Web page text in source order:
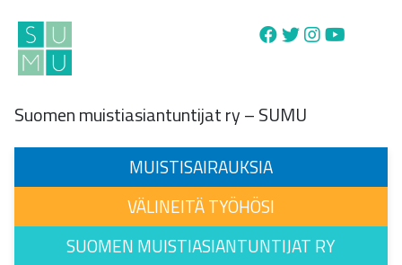
Main Navigation
Suomen muistiasiantuntijat ry – SUMU
MUISTISAIRAUKSIA
VÄLINEITÄ TYÖHÖSI
SUOMEN MUISTIASIANTUNTIJAT RY